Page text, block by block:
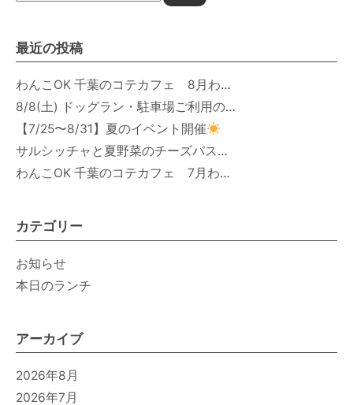
最近の投稿
わんこOK 千葉のコテカフェ 8月わんこの日 オートミールdeローストビーフライス
8/8(土) ドッグラン・駐車場ご利用のお知らせ
【7/25〜8/31】夏のイベント開催
サルシッチャと夏野菜のチーズパスタ期間限定新メニュー登場！
わんこOK 千葉のコテカフェ 7月わんこの日 白身魚とカラフルやさいのオムレツ
カテゴリー
お知らせ
本日のランチ
アーカイブ
2026年8月
2026年7月